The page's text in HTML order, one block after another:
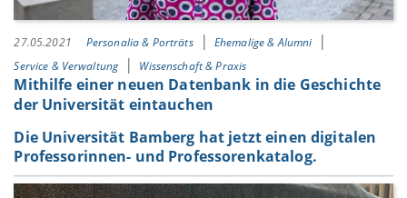
27.05.2021 Personalia & Porträts
Ehemalige & Alumni
Service & Verwaltung
Wissenschaft & Praxis
Mithilfe einer neuen Datenbank in die Geschichte
der Universität eintauchen
Die Universität Bamberg hat jetzt einen digitalen
Professorinnen- und Professorenkatalog.